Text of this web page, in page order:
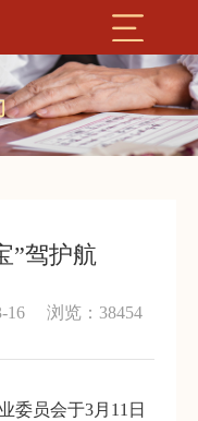
”驾护航
16 浏览：38454
委员会于3月11日